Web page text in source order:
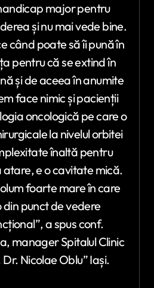
major pentru
și nu mai vede bine.
când poate să îi pună în
pentru că se extind în
și de aceea în anumite
face nimic și pacienții
oncologică pe care o
la nivelul orbitei
înaltă pentru
e o cavitate mică.
foarte mare în care
punct de vedere
a spus conf.
manager Spitalul Clinic
Nicolae Oblu” Iași.